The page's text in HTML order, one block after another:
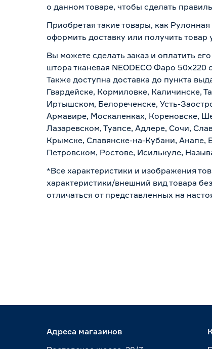
о данном товаре, чтобы сделать
Приобретая такие товары, как
оформить доставку или получить
Вы можете сделать заказ и оплатить
штора тканевая NEODECO Фаро
Также доступна доставка до пункта
Гвардейске, Кормиловке, Каличинске,
Иртышском, Белореченске, Усть-
Армавире, Москаленках, Кореновске,
Лазаревском, Туапсе, Адлере, Сочи,
Крымске, Славянске-на-Кубани, Анапе,
Петровском, Ростове, Исилькуле,
*Все характеристики и изображения
характеристики/внешний вид товара
отличаться от представленных на
Адреса магазинов